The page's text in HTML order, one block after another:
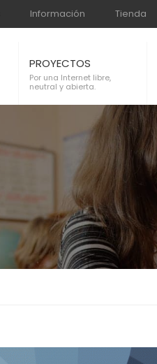
Información Tienda
PROYECTOS
Por una Internet libre,
neutral y abierta.